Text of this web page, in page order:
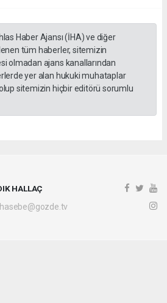
Haber Ajansı (İHA) ve diğer
tüm haberler, sitemizin
olmadan ajans kanallarından
yer alan hukuki muhataplar
sitemizin hiçbir editörü sorumlu
HALLAÇ